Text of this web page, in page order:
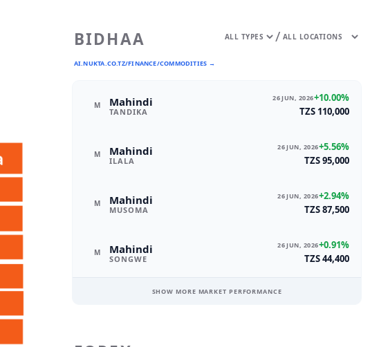
BIDHAA
AI.NUKTA.CO.TZ/FINANCE/COMMODITIES →
/
M Mahindi
TANDIKA
26 JUN, 2026+10.00%
TZS 110,000
M Mahindi
ILALA
26 JUN, 2026+5.56%
TZS 95,000
M Mahindi
MUSOMA
26 JUN, 2026+2.94%
TZS 87,500
M Mahindi
SONGWE
26 JUN, 2026+0.91%
TZS 44,400
SHOW MORE MARKET PERFORMANCE